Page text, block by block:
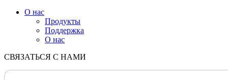
О нас
Продукты
Поддержка
О нас
СВЯЗАТЬСЯ С НАМИ